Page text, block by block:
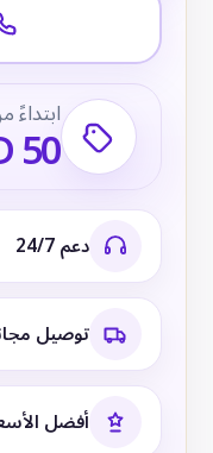
ابتداءً
50
دعم 24/7
توصيل
أفضل